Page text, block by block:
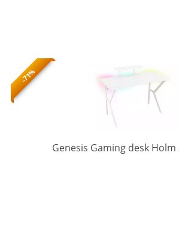
-71%
Genesis Gaming desk Holm